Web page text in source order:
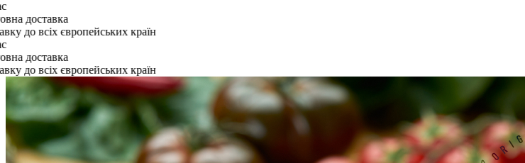
європейських країн
європейських країн